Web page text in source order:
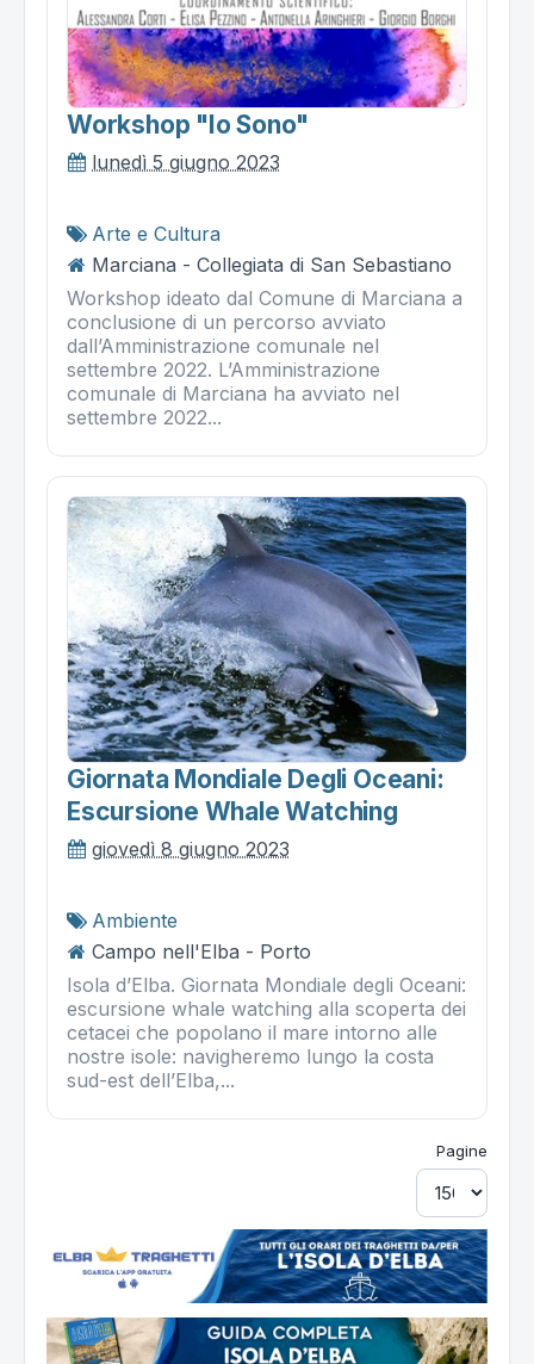
Workshop "io Sono"
lunedì 5 giugno 2023
Arte e Cultura
Marciana - Collegiata di San Sebastiano
Workshop ideato dal Comune di Marciana a
conclusione di un percorso avviato
dall’Amministrazione comunale nel
settembre 2022. L’Amministrazione
comunale di Marciana ha avviato nel
settembre 2022...
Giornata Mondiale Degli Oceani:
Escursione Whale Watching
giovedì 8 giugno 2023
Ambiente
Campo nell'Elba - Porto
Isola d’Elba. Giornata Mondiale degli Oceani:
escursione whale watching alla scoperta dei
cetacei che popolano il mare intorno alle
nostre isole: navigheremo lungo la costa
sud-est dell’Elba,...
Pagine